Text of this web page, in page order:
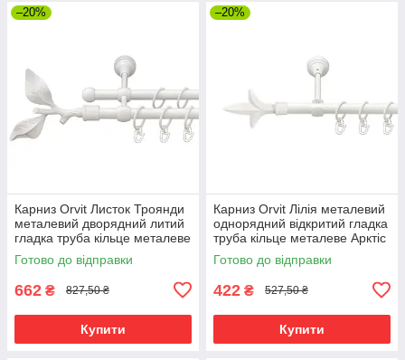
–20%
Карниз Orvit Листок Троянди
металевий дворядний литий
гладка труба кільце металеве
Арктіс 16\16 мм 120 см (00-
00012349)
Готово до відправки
662 ₴ 827,50 ₴
Купити
–20%
Карниз Orvit Лілія металевий
однорядний відкритий гладка
труба кільце металеве Арктіс
16 мм 120 см (00-00021357)
Готово до відправки
422 ₴ 527,50 ₴
Купити